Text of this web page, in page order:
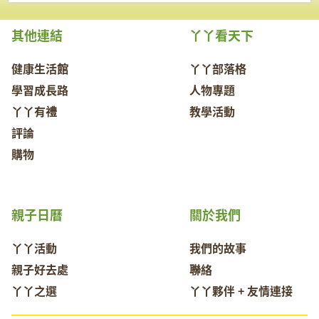
其他連結
健康生活館
學習成長路
丫丫有禮
評論
購物
丫丫看天下
丫丫部落格
人物專題
教學活動
關於我們
我們的故事
聯絡
丫丫夥伴 + 友情連接
親子日曆
丫丫活動
親子好去處
丫丫之選